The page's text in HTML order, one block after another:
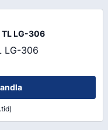
LG-306
LG-306